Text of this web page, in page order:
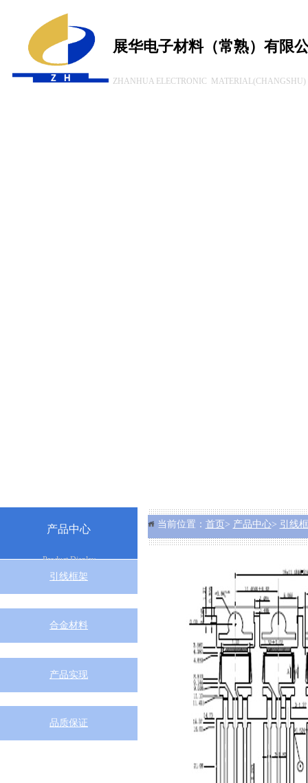
展华电子材料（常熟）有限
ZHANHUA ELECTRONIC MATERIAL(CHANGSHU)
当前位置： 首页 > 产品中心> 引线
产品中心
Product Display
引线框架
合金材料
产品实现
品质保证